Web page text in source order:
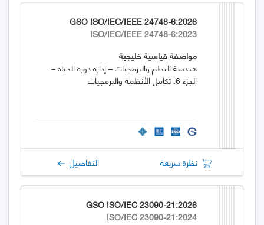
GSO ISO/IEC/IEEE 24748-6:2026
ISO/IEC/IEEE 24748-6:2023
مواصفة قياسية خليجية
هندسة النظم والبرمجيات – إدارة دورة الحياة –
الجزء 6: تكامل الأنظمة والبرمجيات
نظرة سريعة التفاصيل
GSO ISO/IEC 23090-21:2026
ISO/IEC 23090-21:2024